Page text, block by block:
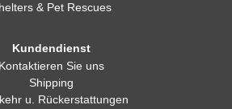
& Pet Rescues
Kundendienst
Kontaktieren Sie uns
Shipping
u. Rückerstattungen